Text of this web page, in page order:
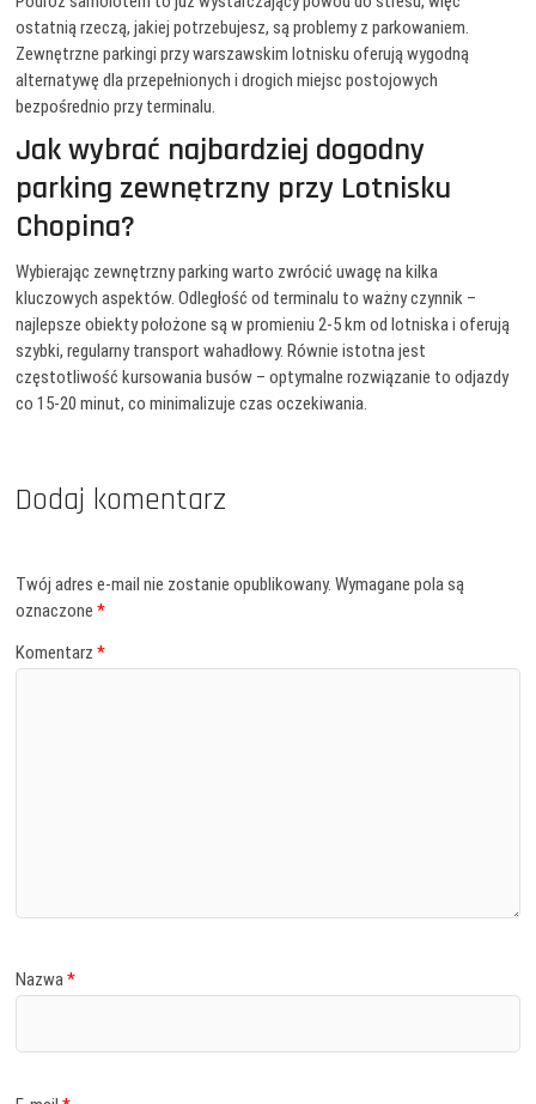
ostatnią rzeczą, jakiej potrzebujesz, są problemy z parkowaniem.
Zewnętrzne parkingi przy warszawskim lotnisku oferują wygodną
alternatywę dla przepełnionych i drogich miejsc postojowych
bezpośrednio przy terminalu.
Jak wybrać najbardziej dogodny
parking zewnętrzny przy Lotnisku
Chopina?
Wybierając zewnętrzny parking warto zwrócić uwagę na kilka
kluczowych aspektów. Odległość od terminalu to ważny czynnik –
najlepsze obiekty położone są w promieniu 2-5 km od lotniska i oferują
szybki, regularny transport wahadłowy. Równie istotna jest
częstotliwość kursowania busów – optymalne rozwiązanie to odjazdy
co 15-20 minut, co minimalizuje czas oczekiwania.
Dodaj komentarz
Twój adres e-mail nie zostanie opublikowany. Wymagane pola są
oznaczone*
Komentarz*
Nazwa*